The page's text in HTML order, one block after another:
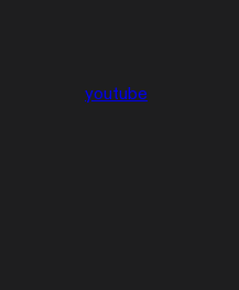
youtube